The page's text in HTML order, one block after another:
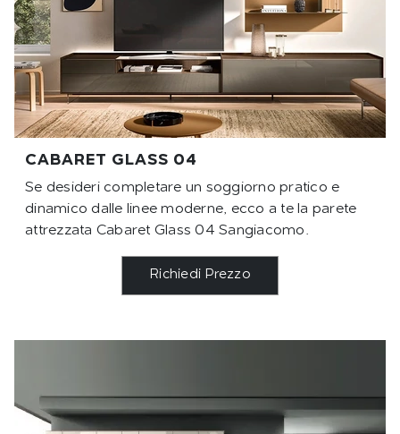
CABARET GLASS 04
Se desideri completare un soggiorno pratico e
dinamico dalle linee moderne, ecco a te la parete
attrezzata Cabaret Glass 04 Sangiacomo.
Richiedi Prezzo